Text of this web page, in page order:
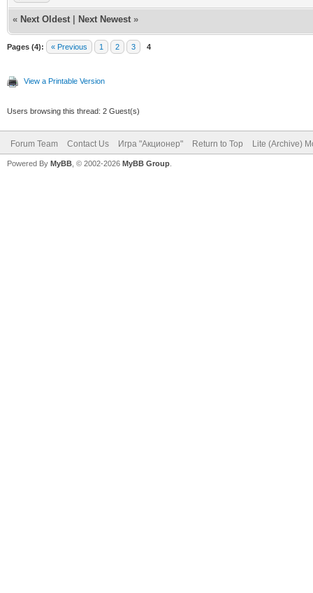
« Next Oldest Next Newest »
Pages (4): « Previous 1 2 3 4
View a Printable Version
Users browsing this thread: 2 Guest(s)
Forum Team Contact Us Игра "Акционер" Return to Top Lite (Archive)
Powered By MyBB , © 2002-2026 MyBB Group